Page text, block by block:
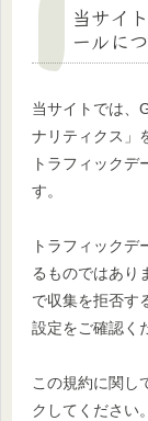
当サイ
ールに
当サイトでは、
ナリティクス」
トラフィックデ
す。
トラフィック
るものではあり
で収集を拒否す
設定をご確認く
この規約に関し
クしてください。